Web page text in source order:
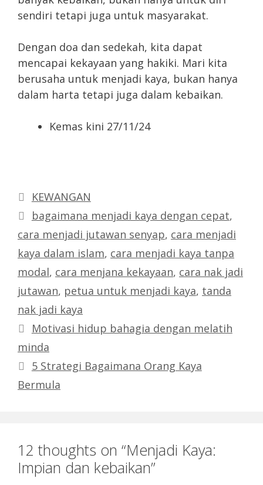
sendiri tetapi juga untuk masyarakat.
Dengan doa dan sedekah, kita dapat
mencapai kekayaan yang hakiki. Mari kita
berusaha untuk menjadi kaya, bukan hanya
dalam harta tetapi juga dalam kebaikan.
Kemas kini 27/11/24
Categories
KEWANGAN
Tags
bagaimana menjadi kaya dengan cepat,
cara menjadi jutawan senyap, cara menjadi
kaya dalam islam, cara menjadi kaya tanpa
modal, cara menjana kekayaan, cara nak jadi
jutawan, petua untuk menjadi kaya, tanda
nak jadi kaya
Motivasi hidup bahagia dengan melatih
minda
5 Strategi Bagaimana Orang Kaya
Bermula
12 thoughts on “Menjadi Kaya:
Impian dan kebaikan”